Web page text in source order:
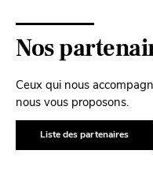
Nos
Ceux qui nous
nous vous proposons.
Liste des partenaires